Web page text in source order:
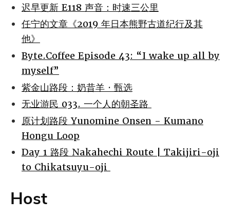
迟早更新 E118 声音：时速三公里
任宁的文章《2019 年日本熊野古道纪行及其
他》
Byte.Coffee Episode 43: “I wake up all by
myself”
紫金山路段：奶昔羊 · 甄选
无业游民 033. 一个人的朝圣路
原计划路段 Yunomine Onsen - Kumano
Hongu Loop
Day 1 路段 Nakahechi Route | Takijiri-oji
to Chikatsuyu-oji
Host